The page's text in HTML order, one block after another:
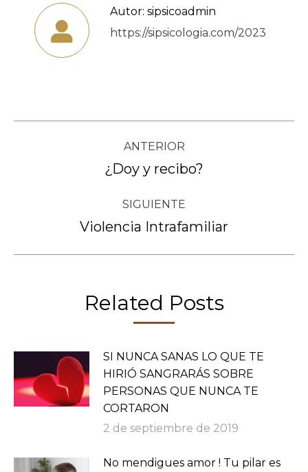
Autor: sipsicoadmin
https://sipsicologia.com/2023
Navegación
publicaciones
ANTERIOR
Publicación
¿Doy y recibo?
SIGUIENTE
Publicación
Violencia Intrafamiliar
Related Posts
SI NUNCA SANAS LO QUE TE
HIRIÓ SANGRARÁS SOBRE
PERSONAS QUE NUNCA TE
CORTARON
2 de septiembre de 2019
No mendigues amor ! Tu pilar es